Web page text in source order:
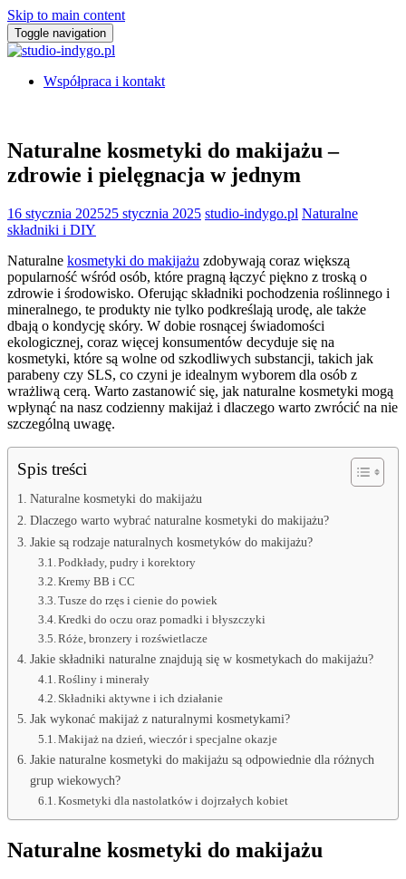
Skip to main content
Toggle navigation
Współpraca i kontakt
Naturalne kosmetyki do makijażu –
zdrowie i pielęgnacja w jednym
16 stycznia 202525 stycznia 2025 studio-indygo.pl Naturalne
składniki i DIY
Naturalne kosmetyki do makijażu zdobywają coraz większą
popularność wśród osób, które pragną łączyć piękno z troską o
zdrowie i środowisko. Oferując składniki pochodzenia roślinnego i
mineralnego, te produkty nie tylko podkreślają urodę, ale także
dbają o kondycję skóry. W dobie rosnącej świadomości
ekologicznej, coraz więcej konsumentów decyduje się na
kosmetyki, które są wolne od szkodliwych substancji, takich jak
parabeny czy SLS, co czyni je idealnym wyborem dla osób z
wrażliwą cerą. Warto zastanowić się, jak naturalne kosmetyki mogą
wpłynąć na nasz codzienny makijaż i dlaczego warto zwrócić na nie
szczególną uwagę.
Spis treści
Naturalne kosmetyki do makijażu
Dlaczego warto wybrać naturalne kosmetyki do makijażu?
Jakie są rodzaje naturalnych kosmetyków do makijażu?
Podkłady, pudry i korektory
Kremy BB i CC
Tusze do rzęs i cienie do powiek
Kredki do oczu oraz pomadki i błyszczyki
Róże, bronzery i rozświetlacze
Jakie składniki naturalne znajdują się w kosmetykach do makijażu?
Rośliny i minerały
Składniki aktywne i ich działanie
Jak wykonać makijaż z naturalnymi kosmetykami?
Makijaż na dzień, wieczór i specjalne okazje
Jakie naturalne kosmetyki do makijażu są odpowiednie dla różnych
grup wiekowych?
Kosmetyki dla nastolatków i dojrzałych kobiet
Naturalne kosmetyki do makijażu